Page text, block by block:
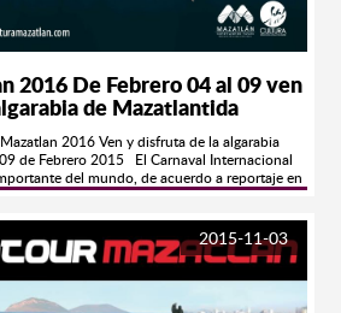
la carestía, comerciantes ruines, agiotistas,
club de béisbol local, cuando tiene muy malas
2016 De Febrero 04 al 09 ven
de Mazatlantida
2016 Ven y disfruta de la algarabia
de Febrero 2015 El Carnaval Internacional
del mundo, de acuerdo a reportaje en
carnavalmazatlan.net/ y en nuestras redes
Internacional MazatlánTwitter:
CarnavalInternacionalMazatlanGoogle +:
OficialYouTube: Carnaval Internacional
del Carnaval los puedes ver EN VIVO
2015-11-03